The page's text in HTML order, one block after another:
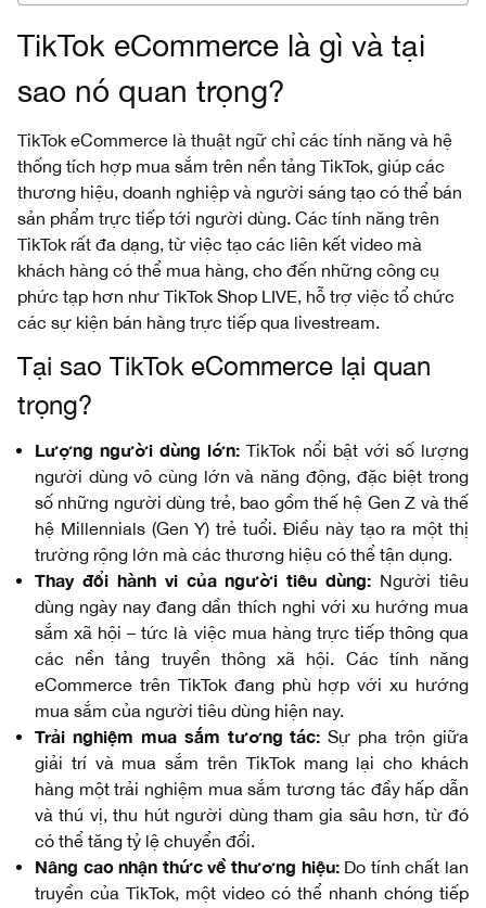
TikTok eCommerce là gì và tại
sao nó quan trọng?
TikTok eCommerce là thuật ngữ chỉ các tính năng và hệ
thống tích hợp mua sắm trên nền tảng TikTok, giúp các
thương hiệu, doanh nghiệp và người sáng tạo có thể bán
sản phẩm trực tiếp tới người dùng. Các tính năng trên
TikTok rất đa dạng, từ việc tạo các liên kết video mà
khách hàng có thể mua hàng, cho đến những công cụ
phức tạp hơn như TikTok Shop LIVE, hỗ trợ việc tổ chức
các sự kiện bán hàng trực tiếp qua livestream.
Tại sao TikTok eCommerce lại quan
trọng?
Lượng người dùng lớn: TikTok nổi bật với số lượng
người dùng vô cùng lớn và năng động, đặc biệt trong
số những người dùng trẻ, bao gồm thế hệ Gen Z và thế
hệ Millennials (Gen Y) trẻ tuổi. Điều này tạo ra một thị
trường rộng lớn mà các thương hiệu có thể tận dụng.
Thay đổi hành vi của người tiêu dùng: Người tiêu
dùng ngày nay đang dần thích nghi với xu hướng mua
sắm xã hội – tức là việc mua hàng trực tiếp thông qua
các nền tảng truyền thông xã hội. Các tính năng
eCommerce trên TikTok đang phù hợp với xu hướng
mua sắm của người tiêu dùng hiện nay.
Trải nghiệm mua sắm tương tác: Sự pha trộn giữa
giải trí và mua sắm trên TikTok mang lại cho khách
hàng một trải nghiệm mua sắm tương tác đầy hấp dẫn
và thú vị, thu hút người dùng tham gia sâu hơn, từ đó
có thể tăng tỷ lệ chuyển đổi.
Nâng cao nhận thức về thương hiệu:Do tính chất lan
truyền của TikTok, một video có thể nhanh chóng tiếp